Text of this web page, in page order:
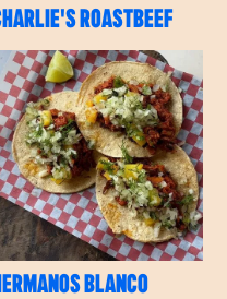
ROASTBEEF
BLANCO